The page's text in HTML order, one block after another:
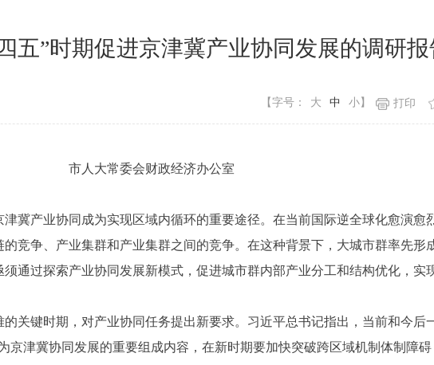
五”时期促进京津冀产业协同发展的调研报
【字号： 大 中 小 】 打印
市人大常委会财政经济办公室
产业协同成为实现区域内循环的重要途径。在当前国际逆全球化愈演愈
竞争、产业集群和产业集群之间的竞争。在这种背景下，大城市群率先形
通过探索产业协同发展新模式，促进城市群内部产业分工和结构优化，实
键时期，对产业协同任务提出新要求。习近平总书记指出，当前和今后
京津冀协同发展的重要组成内容，在新时期要加快突破跨区域机制体制障